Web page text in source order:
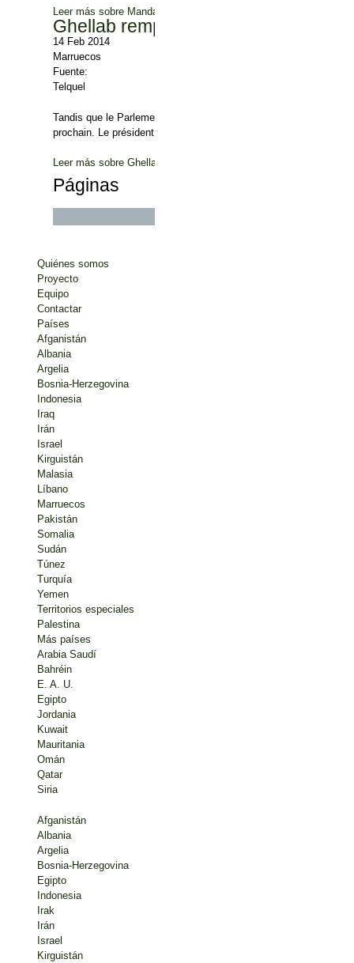
Leer más sobre Mandat. Le PJD perd Sidi Ifni
Ghellab remplacé à la tête du
14 Feb 2014
Marruecos
Fuente:
Telquel
Tandis que le Parlement vient de mettre fin à sa session
prochain. Le président de la première chambre, Karim Ghellab,
Leer más sobre Ghellab remplacé à la tête du parlement ?
Páginas
Quiénes somos
Proyecto
Equipo
Contactar
Países
Afganistán
Albania
Argelia
Bosnia-Herzegovina
Indonesia
Iraq
Irán
Israel
Kirguistán
Malasia
Líbano
Marruecos
Pakistán
Somalia
Sudán
Túnez
Turquía
Yemen
Territorios especiales
Palestina
Más países
Arabia Saudí
Bahréin
E. A. U.
Egipto
Jordania
Kuwait
Mauritania
Omán
Qatar
Siria
Afganistán
Albania
Argelia
Bosnia-Herzegovina
Egipto
Indonesia
Irak
Irán
Israel
Kirguistán